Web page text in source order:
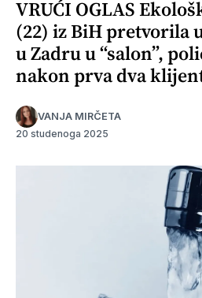
VRUĆI OGLAS
(22) iz BiH pretvorila
u Zadru u “salon”,
nakon prva dva
VANJA MIRČETA
20 studenoga 2025